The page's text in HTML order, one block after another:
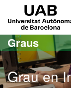
Ves al contingut
Ves a la navegació de
Graus
Grau en